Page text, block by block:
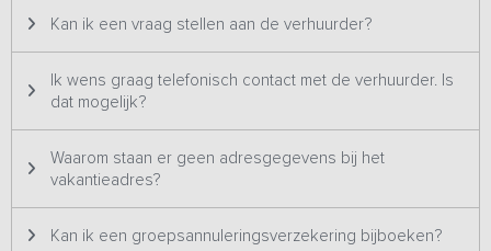
Kan ik een vraag stellen aan de verhuurder?
Ik wens graag telefonisch contact met de verhuurder. Is
dat mogelijk?
Waarom staan er geen adresgegevens bij het
vakantieadres?
Kan ik een groepsannuleringsverzekering bijboeken?